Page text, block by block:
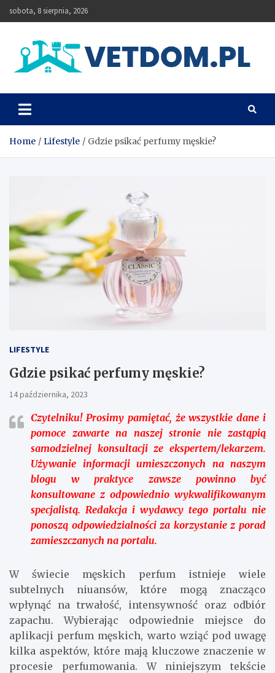
Skip
to
sobota, 8 sierpnia, 2026
Vetdom
Home Lifestyle Gdzie psikać perfumy męskie?
LIFESTYLE
Gdzie psikać perfumy męskie?
14 października, 2023
Czytelniku!Prosimy pamiętać, że wszystkie dane i
pomoce zawarte na naszej stronie nie zastąpią
samodzielnej konsultacji ze ekspertem/lekarzem.
Używanie informacji umieszczonych na naszym
blogu w praktyce zawsze powinno być
konsultowane z odpowiednio wykwalifikowanym
specjalistą. Redakcja i wydawcy tego portalu nie
ponoszą odpowiedzialności za korzystanie z porad
zamieszczanych na portalu.
W świecie męskich perfum istnieje wiele
subtelnych niuansów, które mogą znacząco
wpłynąć na trwałość, intensywność oraz odbiór
zapachu. Wybierając odpowiednie miejsce do
aplikacji perfum męskich, warto wziąć pod uwagę
kilka aspektów, które mają kluczowe znaczenie w
procesie perfumowania. W niniejszym tekście